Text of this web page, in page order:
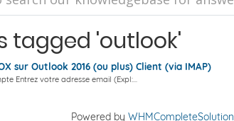
tagged 'outlook'
sur Outlook 2016 (ou plus) Client (via IMAP)
Entrez votre adresse email (Expl:...
Powered by WHMCompleteSolution